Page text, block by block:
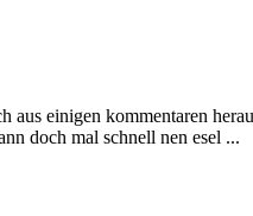
aus einigen kommentaren
doch mal schnell nen esel ...